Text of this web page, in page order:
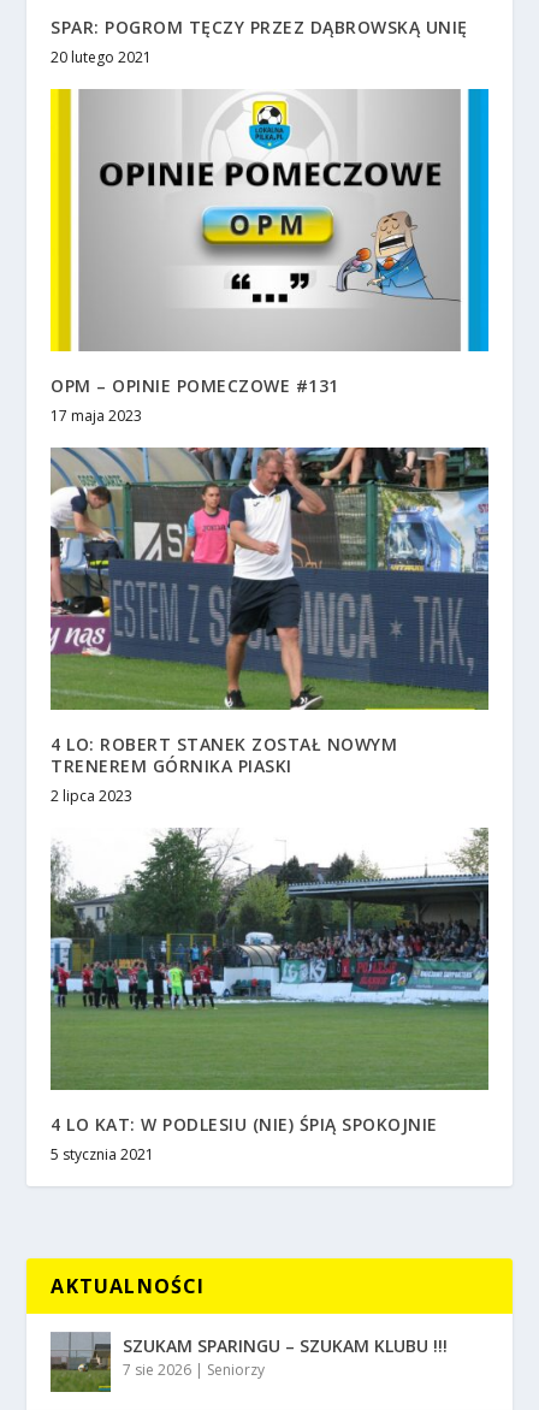
SPAR: POGROM TĘCZY PRZEZ DĄBROWSKĄ UNIĘ
20 lutego 2021
OPM – OPINIE POMECZOWE #131
17 maja 2023
4 LO: ROBERT STANEK ZOSTAŁ NOWYM
TRENEREM GÓRNIKA PIASKI
2 lipca 2023
4 LO KAT: W PODLESIU (NIE) ŚPIĄ SPOKOJNIE
5 stycznia 2021
AKTUALNOŚCI
SZUKAM SPARINGU – SZUKAM KLUBU !!!
7 sie 2026 | Seniorzy